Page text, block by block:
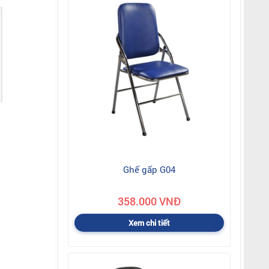
Ghế gấp G04
358.000 VNĐ
Xem chi tiết